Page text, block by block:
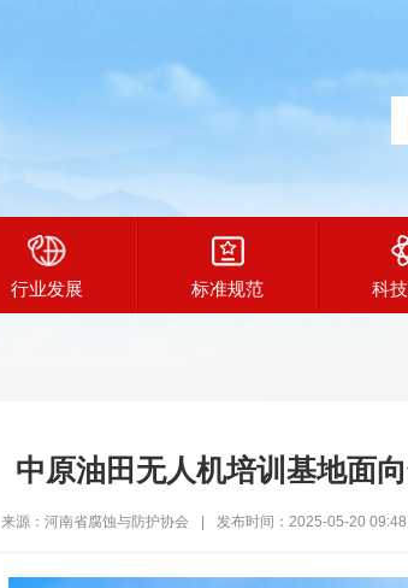
行业发展 标准规范 科
中原油田无人机培训基地面
来源：河南省腐蚀与防护协会 发布时间：2025-05-20 09:48